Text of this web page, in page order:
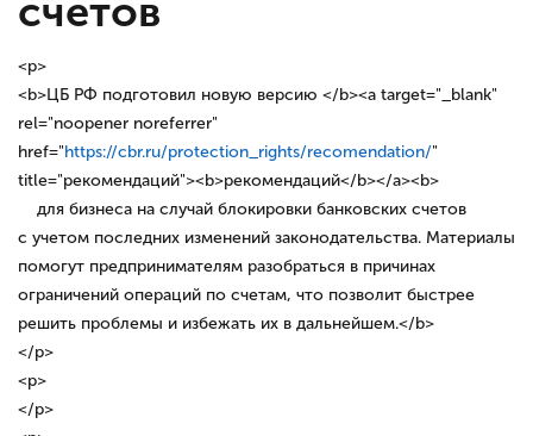
счетов
<p>
<b>ЦБ РФ подготовил новую версию </b><a target="_blank"
rel="noopener noreferrer"
href="https://cbr.ru/protection_rights/recomendation/"
title="рекомендаций"><b>рекомендаций</b></a><b>
для бизнеса на случай блокировки банковских счетов
с учетом последних изменений законодательства. Материалы
помогут предпринимателям разобраться в причинах
ограничений операций по счетам, что позволит быстрее
решить проблемы и избежать их в дальнейшем.</b>
</p>
<p>
</p>